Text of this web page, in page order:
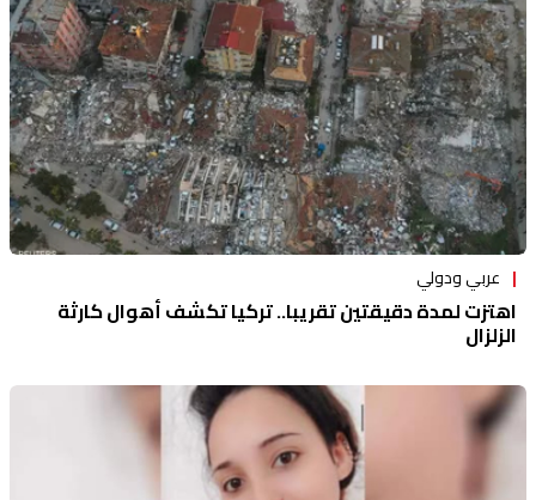
عربي ودولي
اهتزت لمدة دقيقتين تقريبا.. تركيا تكشف أهوال كارثة
الزلزال